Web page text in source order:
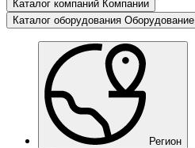
Каталог компаний Компании
Каталог оборудования Оборудование
Регион